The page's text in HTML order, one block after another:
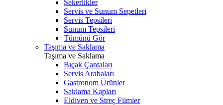
Şekerlikler
Servis ve Sunum Sepetleri
Servis Tepsileri
Sunum Tepsileri
Tümünü Gör
Taşıma ve Saklama
Taşıma ve Saklama
Bıçak Çantaları
Servis Arabaları
Gastronom Ürünler
Saklama Kapları
Eldiven ve Streç Filmler